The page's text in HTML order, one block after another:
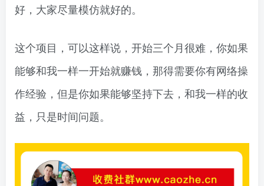
好，大家尽量模仿就好的。
这个项目，可以这样说，开始三个月很难，你如果
能够和我一样一开始就赚钱，那得需要你有网络操
作经验，但是你如果能够坚持下去，和我一样的收
益，只是时间问题。